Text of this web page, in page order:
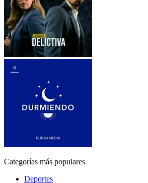
Categorías más populares
Deportes